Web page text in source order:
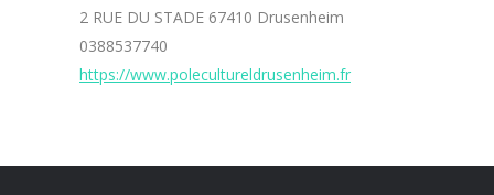
2 RUE DU STADE 67410 Drusenheim
0388537740
https://www.polecultureldrusenheim.fr